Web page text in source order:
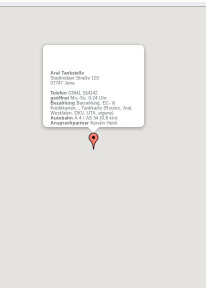
Aral Tankstelle
Stadtrodaer Straße 102
07747 Jena
Telefon 03641 334142
geöffnet Mo.-So. 0-24 Uhr
Bezahlung Barzahlung, EC- &
Kreditkarten, , Tankkarte (Routex, Aral,
Westfalen, DKV, UTA, eigene)
Autobahn A 4 / AS 54 (0,8 km)
Ansprechpartner Kerstin Heim